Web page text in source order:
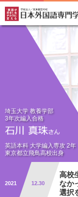
埼玉大学 教養学部
3年次編入合格
英語本科 大学編入専攻 2年
東京都立飛鳥高校出身
2021 12.30
高校
なか
選択